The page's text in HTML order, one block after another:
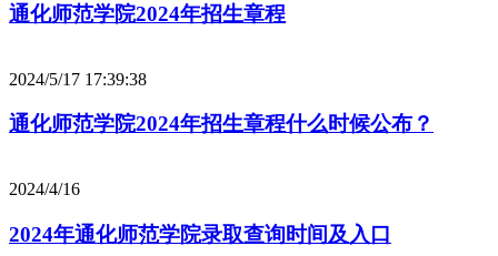
通化师范学院2024年招生章程
2024/5/17 17:39:38
通化师范学院2024年招生章程什么时候公布？
2024/4/16
2024年通化师范学院录取查询时间及入口